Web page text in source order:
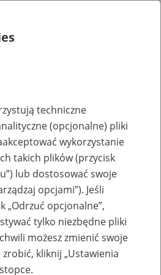
obwieszczenia
techniczne
(opcjonalne) pliki
wykorzystanie
takich plików (przycisk
lub dostosować swoje
opcjami”). Jeśli
„Odrzuć opcjonalne”,
tylko niezbędne pliki
możesz zmienić swoje
kliknij „Ustawienia